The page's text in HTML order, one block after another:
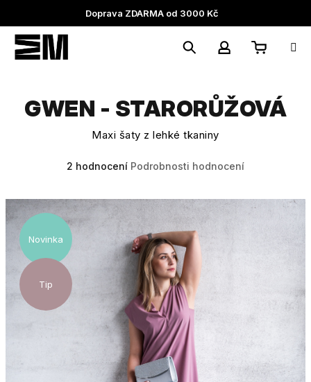
obsah
Doprava ZDARMA od 3000 Kč
košík
GWEN - STARORŮŽOVÁ
Maxi šaty z lehké tkaniny
5,0
hvězdiček.
2 hodnocení Podrobnosti hodnocení
Novinka
Tip